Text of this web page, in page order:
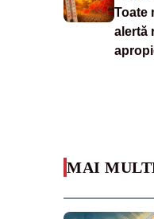
Toate
alertă
MAI